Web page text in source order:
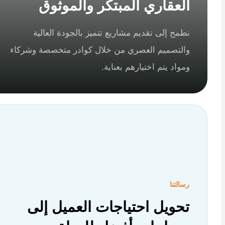
العقاري المبتكر والموثوق
نطمح إلى تقديم مشاريع تتميز بالجودة العالية
والتصميم العصري من خلال كوادر متخصصة وشركاء
ومواد يتم اختيارهم بعناية.
تحويل احتياجات العميل إلى